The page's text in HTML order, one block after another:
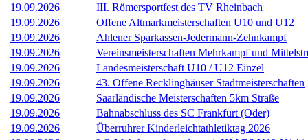
19.09.2026
III. Römersportfest des TV Rheinbach
19.09.2026
Offene Altmarkmeisterschaften U10 und U12
19.09.2026
Ahlener Sparkassen-Jedermann-Zehnkampf
19.09.2026
Vereinsmeisterschaften Mehrkampf und
19.09.2026
Landesmeisterschaft U10 / U12 Einzel
19.09.2026
43. Offene Recklinghäuser Stadtmeisterschaften
19.09.2026
Saarländische Meisterschaften 5km Straße
19.09.2026
Bahnabschluss des SC Frankfurt (Oder)
19.09.2026
Überruhrer Kinderleichtathletiktag 2026